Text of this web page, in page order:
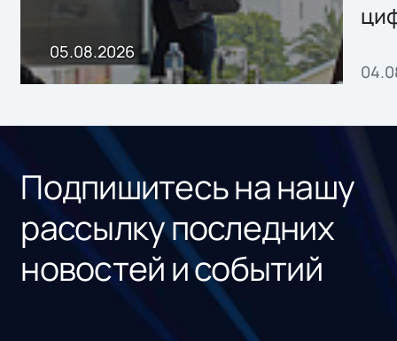
05.08.2026
Подпишитесь на нашу
рассылку последних
новостей и событий